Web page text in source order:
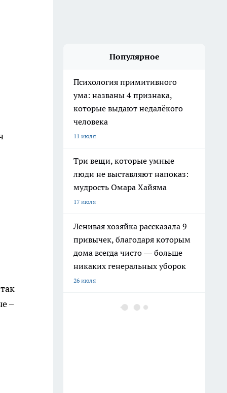
–
Популярное
Психология примитивного
ума: названы 4 признака,
которые выдают недалёкого
человека
11 июля
Три вещи, которые умные
люди не выставляют напоказ:
мудрость Омара Хайяма
17 июля
Ленивая хозяйка рассказала 9
привычек, благодаря которым
дома всегда чисто — больше
никаких генеральных уборок
26 июля
Почему сил нет даже после